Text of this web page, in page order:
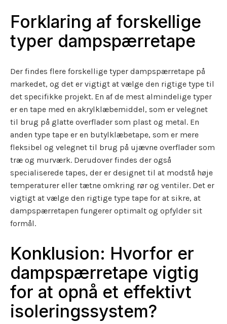
Forklaring af forskellige
typer dampspærretape
Der findes flere forskellige typer dampspærretape på
markedet, og det er vigtigt at vælge den rigtige type til
det specifikke projekt. En af de mest almindelige typer
er en tape med en akrylklæbemiddel, som er velegnet
til brug på glatte overflader som plast og metal. En
anden type tape er en butylklæbetape, som er mere
fleksibel og velegnet til brug på ujævne overflader som
træ og murværk. Derudover findes der også
specialiserede tapes, der er designet til at modstå høje
temperaturer eller tætne omkring rør og ventiler. Det er
vigtigt at vælge den rigtige type tape for at sikre, at
dampspærretapen fungerer optimalt og opfylder sit
formål.
Konklusion: Hvorfor er
dampspærretape vigtig
for at opnå et effektivt
isoleringssystem?